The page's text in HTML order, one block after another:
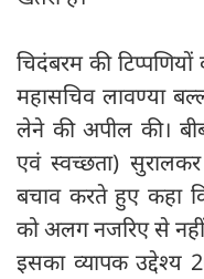
चिदंबरम की
महासचिव लावण्या
लेने की अपील की।
एवं स्वच्छता)
बचाव करते हुए कहा
को अलग नजरिए से नहीं
इसका व्यापक उद्देश्य